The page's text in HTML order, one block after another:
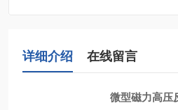
详细介绍 在线留言
微型磁力高压